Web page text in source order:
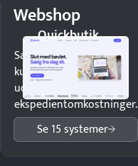
Webshop
Quickbutik
Sælg produkter 24/7 til
kunder i hele landet
uden
ekspedientomkostninger.
Se 15 systemer